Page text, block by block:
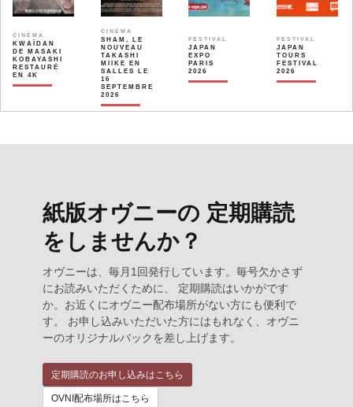
CINÉMA
KWAÏDAN
DE MASAKI
KOBAYASHI
RESTAURÉ
EN 4K
CINÉMA
SHAM, LE
NOUVEAU
TAKASHI
MIIKE EN
SALLES LE
16
SEPTEMBRE
2026
FESTIVAL
JAPAN
EXPO
PARIS
2026
FESTIVAL
JAPAN
TOURS
FESTIVAL
2026
紙版オヴニーの 定期購読
をしませんか？
オヴニーは、毎月1回発行しています。毎号欠かさず
にお読みいただくために、 定期購読はいかがです
か。お近くにオヴニー配布場所がない方にも便利で
す。 お申し込みいただいた方にはもれなく、オヴニ
ーのオリジナルバックを差し上げます。
定期購読のお申し込みはこちら
OVNI配布場所はこちら